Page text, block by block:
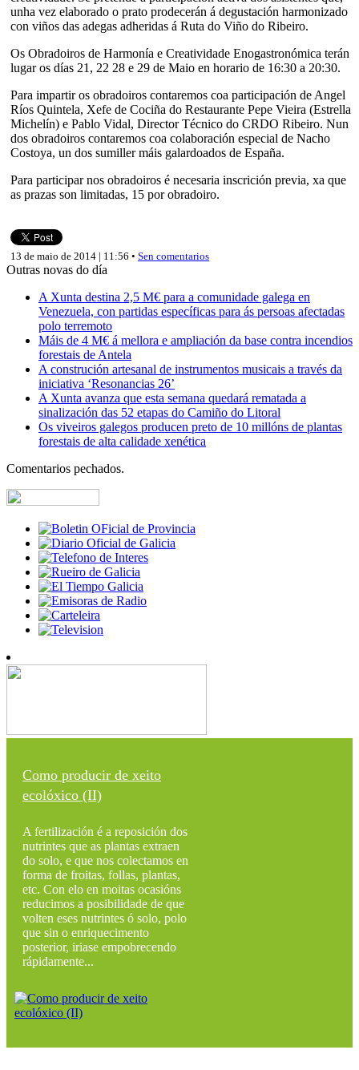
unha vez elaborado o prato prodecerán á degustación harmonizado
con viños das adegas adheridas á Ruta do Viño do Ribeiro.
Os Obradoiros de Harmonía e Creatividade Enogastronómica terán
lugar os días 21, 22 28 e 29 de Maio en horario de 16:30 a 20:30.
Para impartir os obradoiros contaremos coa participación de Angel
Ríos Quintela, Xefe de Cociña do Restaurante Pepe Vieira (Estrella
Michelín) e Pablo Vidal, Director Técnico do CRDO Ribeiro. Nun
dos obradoiros contaremos coa colaboración especial de Nacho
Costoya, un dos sumiller máis galardoados de España.
Para participar nos obradoiros é necesaria inscrición previa, xa que
as prazas son limitadas, 15 por obradoiro.
13 de maio de 2014 | 11:56 • Sen comentarios
Outras novas do día
A Xunta destina 2,5 M€ para a comunidade galega en
Venezuela, con partidas específicas para ás persoas afectadas
polo terremoto
Máis de 4 M€ á mellora e ampliación da base contra incendios
forestais de Antela
A construción artesanal de instrumentos musicais a través da
iniciativa ‘Resonancias 26’
A Xunta avanza que esta semana quedará rematada a
sinalización das 52 etapas do Camiño do Litoral
Os viveiros galegos producen preto de 10 millóns de plantas
forestais de alta calidade xenética
Comentarios pechados.
Como producir de xeito
ecolóxico (II)
A fertilización é a reposición dos
nutrintes que as plantas extraen
do solo, e que nos colectamos en
forma de froitas, follas, plantas,
etc. Con elo en moitas ocasións
reducimos a posibilidade de que
volten eses nutrintes ó solo, polo
que sin o enriquecimento
posterior, iriase empobrecendo
rápidamente...